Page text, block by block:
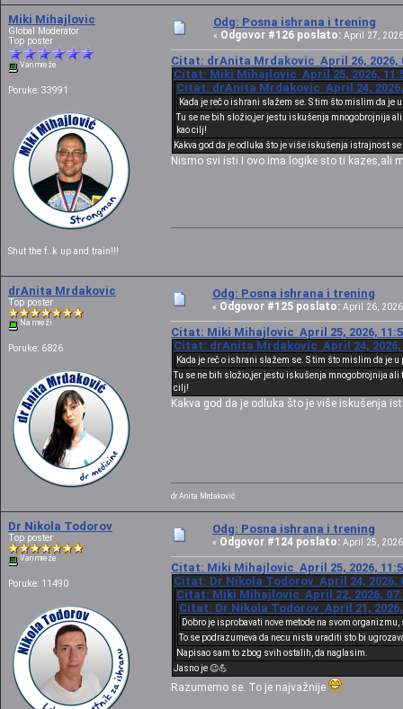
Miki Mihajlovic
Global Moderator
Top poster
Van mreže
Poruke: 33991
Shut the f..k up and train!!!
Odg: Posna ishrana i trening
« Odgovor #126 poslato: April 27,
Citat: drAnita Mrdakovic April 26, 2026,
Citat: Miki Mihajlovic April 25, 2026,
Citat: drAnita Mrdakovic April 24, 2026,
Kada je reč o ishrani slažem se. S tim što mislim da
Tu se ne bih složio,jer jestu iskušenja mnogobrojnija
kao cilj!
Kakva god da je odluka što je više iskušenja istrajnost
Nismo svi isti.I ovo ima logike sto ti kazes,ali
drAnita Mrdakovic
Top poster
Na mreži
Poruke: 6826
Odg: Posna ishrana i trening
« Odgovor #125 poslato: April 26,
Citat: Miki Mihajlovic April 25, 2026,
Citat: drAnita Mrdakovic April 24, 2026,
Kada je reč o ishrani slažem se. S tim što mislim da
Tu se ne bih složio,jer jestu iskušenja mnogobrojnija ali
cilj!
Kakva god da je odluka što je više iskušenja
dr Anita Mrdaković
Dr Nikola Todorov
Top poster
Van mreže
Poruke: 11490
Odg: Posna ishrana i trening
« Odgovor #124 poslato: April 25,
Citat: Miki Mihajlovic April 25, 2026,
Citat: Dr Nikola Todorov April 24, 2026,
Citat: Miki Mihajlovic April 22, 2026,
Citat: Dr Nikola Todorov April 21, 2026,
Dobro je isprobavati nove metode na svom
To se podrazumeva da necu nista uraditi sto bi
Napisao sam to zbog svih ostalih, da naglasim.
Jasno je 😉💪
Razumemo se. To je najvažnije